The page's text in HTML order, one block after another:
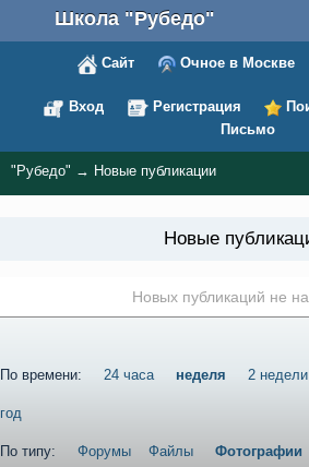
Школа "Рубедо"
Сайт Очное в Москве
Вход Регистрация
Письмо
"Рубедо" → Новые публикации
Новые
Новых публикаций не
По времени: 24 часа неделя 2 недели
год
По типу: Форумы Файлы Фотографии